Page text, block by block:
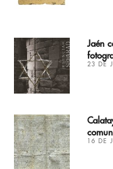
Jaén
23 DE
16 DE